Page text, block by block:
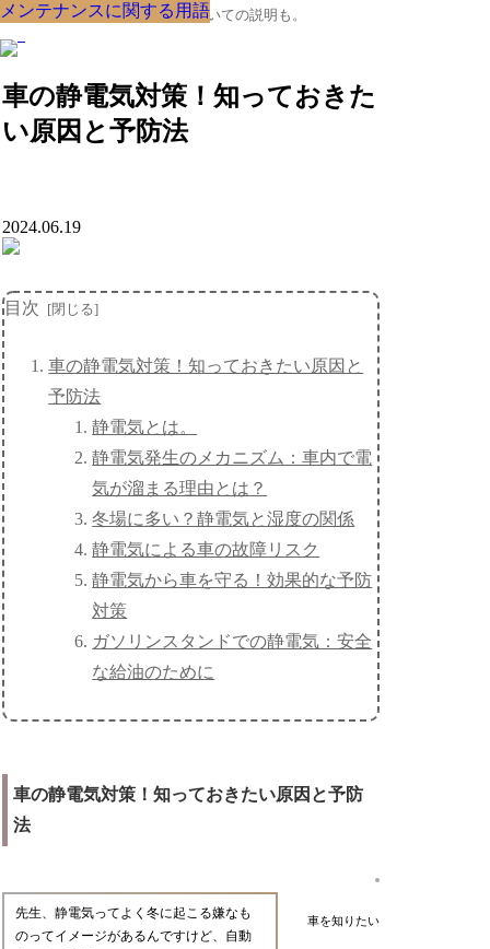
クルマの大辞典、購入･売却についての説明も。
車の静電気対策！知っておきた
い原因と予防法
メンテナンスに関する用語
2024.06.19
目次
車の静電気対策！知っておきたい原因と
予防法
静電気とは。
静電気発生のメカニズム：車内で電
気が溜まる理由とは？
冬場に多い？静電気と湿度の関係
静電気による車の故障リスク
静電気から車を守る！効果的な予防
対策
ガソリンスタンドでの静電気：安全
な給油のために
車の静電気対策！知っておきたい原因と予防
法
車を知りたい
先生、静電気ってよく冬に起こる嫌なも
のってイメージがあるんですけど、自動
メンテナンスに関する用語
メンテナンスに関する用語
メンテナンスに関する用語
メンテナンスに関する用語
メンテナンスに関する用語
メンテナンスに関する用語
メンテナンスに関する用語
メンテナンスに関する用語